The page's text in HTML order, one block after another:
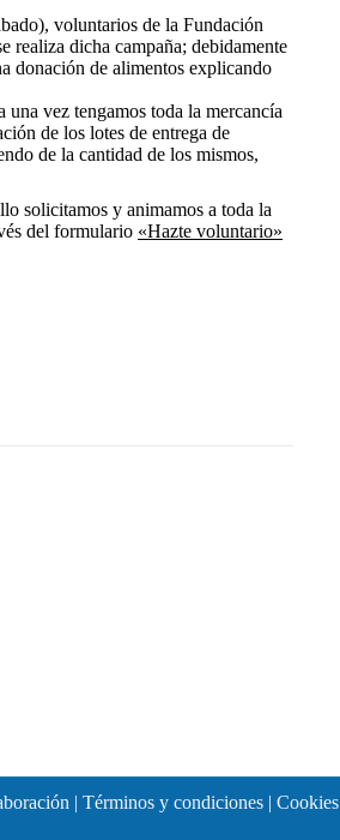
voluntarios de la Fundación
realiza dicha campaña; debidamente
donación de alimentos explicando
una vez tengamos toda la mercancía
de los lotes de entrega de
de la cantidad de los mismos,
solicitamos y animamos a toda la
del formulario «Hazte voluntario»
| Términos y condiciones | Cookies